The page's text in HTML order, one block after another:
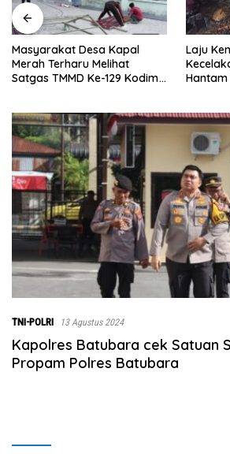
Laju Kencang Berujung
Kecelakaan, Xpander
Hantam Truk yang Berhenti
TNI-POLRI 13 Agustus 2024
Kapolres Batubara cek Satuan
Propam Polres Batubara